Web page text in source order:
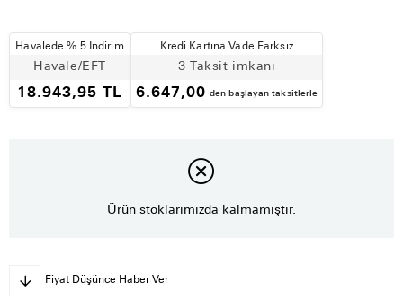
Havalede % 5 İndirim
Havale/EFT
18.943,95 TL
Kredi Kartına Vade Farksız
3 Taksit imkanı
6.647,00 den başlayan taksitlerle
Ürün stoklarımızda kalmamıştır.
Fiyat Düşünce Haber Ver